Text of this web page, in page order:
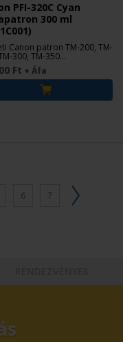
PFI-320C Cyan
300 ml
Canon patron TM-200, TM-
300, TM-350
Ft + Áfa
6 7